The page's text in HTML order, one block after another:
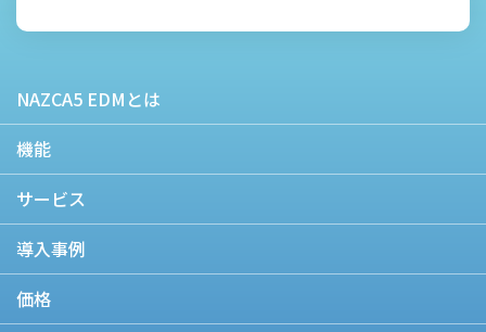
NAZCA5 EDMとは
機能
サービス
導入事例
価格